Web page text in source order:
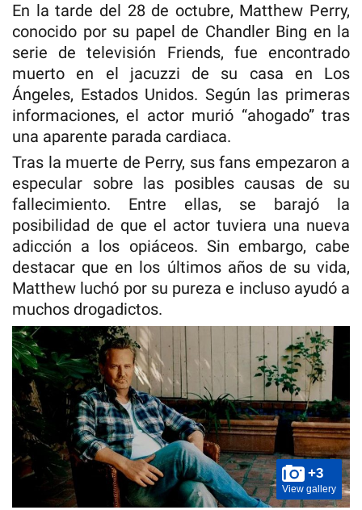
En la tarde del 28 de octubre, Matthew Perry,
conocido por su papel de Chandler Bing en la
serie de televisión Friends, fue encontrado
muerto en el jacuzzi de su casa en Los
Ángeles, Estados Unidos. Según las primeras
informaciones, el actor murió “ahogado” tras
una aparente parada cardiaca.
Tras la muerte de Perry, sus fans empezaron a
especular sobre las posibles causas de su
fallecimiento. Entre ellas, se barajó la
posibilidad de que el actor tuviera una nueva
adicción a los opiáceos. Sin embargo, cabe
destacar que en los últimos años de su vida,
Matthew luchó por su pureza e incluso ayudó a
muchos drogadictos.
+3
View gallery